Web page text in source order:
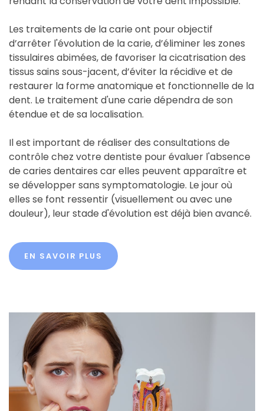
Les traitements de la carie ont pour objectif
d’arrêter l'évolution de la carie, d’éliminer les zones
tissulaires abimées, de favoriser la cicatrisation des
tissus sains sous-jacent, d’éviter la récidive et de
restaurer la forme anatomique et fonctionnelle de la
dent. Le traitement d'une carie dépendra de son
étendue et de sa localisation.
Il est important de réaliser des consultations de
contrôle chez votre dentiste pour évaluer l'absence
de caries dentaires car elles peuvent apparaître et
se développer sans symptomatologie. Le jour où
elles se font ressentir (visuellement ou avec une
douleur), leur stade d'évolution est déjà bien avancé.
EN SAVOIR PLUS